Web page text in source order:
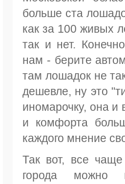
больше ста
как за 100 живых
так и нет.
нам - берите
там лошадок не
дешевле, ну это
иномарочку, она и
и комфорта
каждого мнение
Так вот, все
города можно